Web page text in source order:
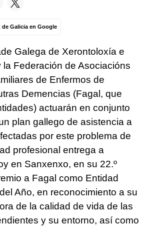
de Galicia en Google
Galega de Xerontoloxía e
la Federación de Asociacións
de Enfermos de
Demencias (Fagal, que
actuarán en conjunto
plan gallego de asistencia a
por este problema de
profesional entrega a
en Sanxenxo, en su 22.º
a Fagal como Entidad
Año, en reconocimiento a su
de la calidad de vida de las
y su entorno, así como